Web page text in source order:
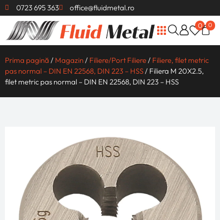
0723 695 363 office@fluidmetal.ro
0 0
Prima pagină / Magazin / Filiere/Port Filiere / Filiere, filet metric
pas normal – DIN EN 22568, DIN 223 – HSS / Filiera M 20X2.5,
filet metric pas normal – DIN EN 22568, DIN 223 – HSS